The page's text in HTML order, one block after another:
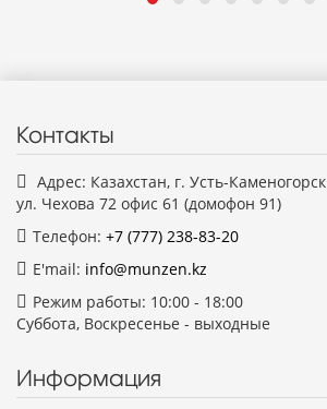
Контакты
Адрес: Казахстан, г. Усть-Каменогорск
ул. Чехова 72 офис 61 (домофон 91)
Телефон: +7 (777) 238-83-20
E'mail: info@munzen.kz
Режим работы: 10:00 - 18:00
Суббота, Воскресенье - выходные
Информация